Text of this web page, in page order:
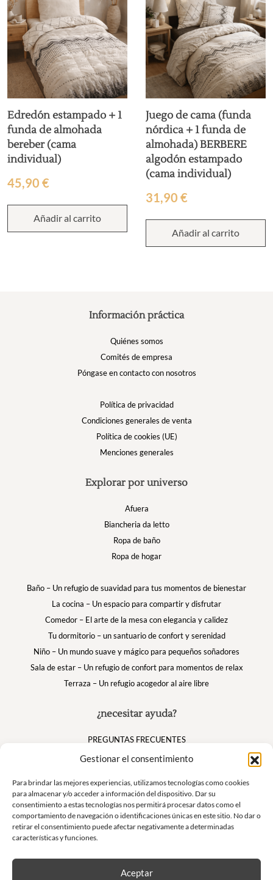
Gestionar el consentimiento
Para brindar las mejores experiencias, utilizamos tecnologías como cookies
para almacenar y/o acceder a información del dispositivo. Dar su
consentimiento a estas tecnologías nos permitirá procesar datos como el
comportamiento de navegación o identificaciones únicas en este sitio. No dar o
retirar el consentimiento puede afectar negativamente a determinadas
características y funciones.
Aceptar
Edredón estampado + 1
funda de almohada
bereber (cama
individual)
45,90 €
Añadir al carrito
Juego de cama (funda
nórdica + 1 funda de
almohada) BERBERE
algodón estampado
(cama individual)
31,90 €
Añadir al carrito
¿necesitar ayuda?
PREGUNTAS FRECUENTES
Mi cuenta
Suivez nous
Información práctica
Quiénes somos
Comités de empresa
Póngase en contacto con nosotros
Política de privacidad
Condiciones generales de venta
Política de cookies (UE)
Menciones generales
Explorar por universo
Afuera
Biancheria da letto
Ropa de baño
Ropa de hogar
Baño – Un refugio de suavidad para tus momentos de bienestar
La cocina – Un espacio para compartir y disfrutar
Comedor – El arte de la mesa con elegancia y calidez
Tu dormitorio – un santuario de confort y serenidad
Niño – Un mundo suave y mágico para pequeños soñadores
Sala de estar – Un refugio de confort para momentos de relax
Terraza – Un refugio acogedor al aire libre